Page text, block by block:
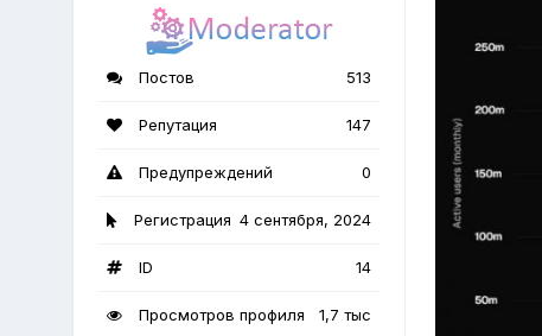
Постов 513
Репутация 147
Предупреждений 0
Регистрация 4 сентября, 2024
ID 14
Просмотров профиля 1,7 тыс